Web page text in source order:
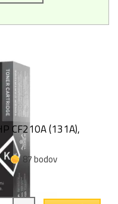
CF210A (131A),
87 bodov